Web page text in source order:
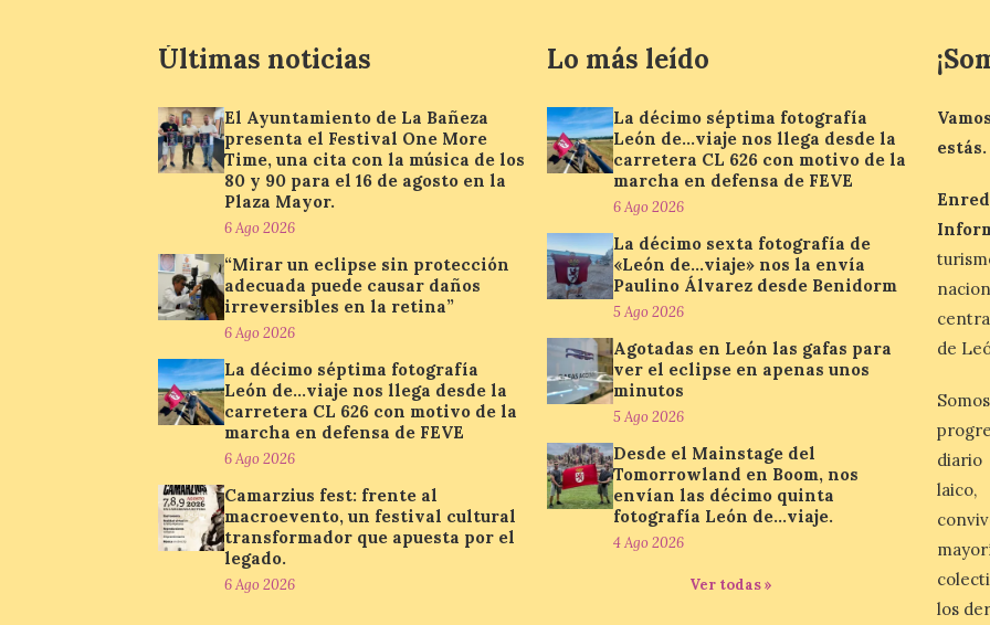
Últimas noticias
El Ayuntamiento de La Bañeza
presenta el Festival One More
Time, una cita con la música de los
80 y 90 para el 16 de agosto en la
Plaza Mayor.
6 Ago 2026
“Mirar un eclipse sin protección
adecuada puede causar daños
irreversibles en la retina”
6 Ago 2026
La décimo séptima fotografía
León de…viaje nos llega desde la
carretera CL 626 con motivo de la
marcha en defensa de FEVE
6 Ago 2026
Camarzius fest: frente al
macroevento, un festival cultural
transformador que apuesta por el
legado.
6 Ago 2026
Lo más leído
La décimo séptima fotografía
León de…viaje nos llega desde la
carretera CL 626 con motivo de la
marcha en defensa de FEVE
6 Ago 2026
La décimo sexta fotografía de
«León de…viaje» nos la envía
Paulino Álvarez desde Benidorm
5 Ago 2026
Agotadas en León las gafas para
ver el eclipse en apenas unos
minutos
5 Ago 2026
Desde el Mainstage del
Tomorrowland en Boom, nos
envían las décimo quinta
fotografía León de…viaje.
4 Ago 2026
Ver todas »
estás.
de
diario
los